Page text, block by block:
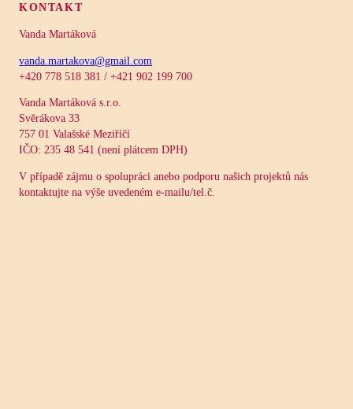
KONTAKT
Vanda Martáková
vanda.martakova@gmail.com
+420 778 518 381 / +421 902 199 700
Vanda Martáková s.r.o.
Svěrákova 33
757 01 Valašské Meziříčí
IČO: 235 48 541 (není plátcem DPH)
V případě zájmu o spolupráci anebo podporu našich projektů nás
kontaktujte na výše uvedeném e-mailu/tel.č.